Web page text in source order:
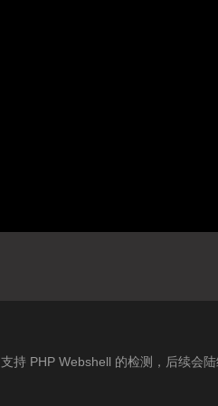
持 PHP Webshell 的检测，后续会陆